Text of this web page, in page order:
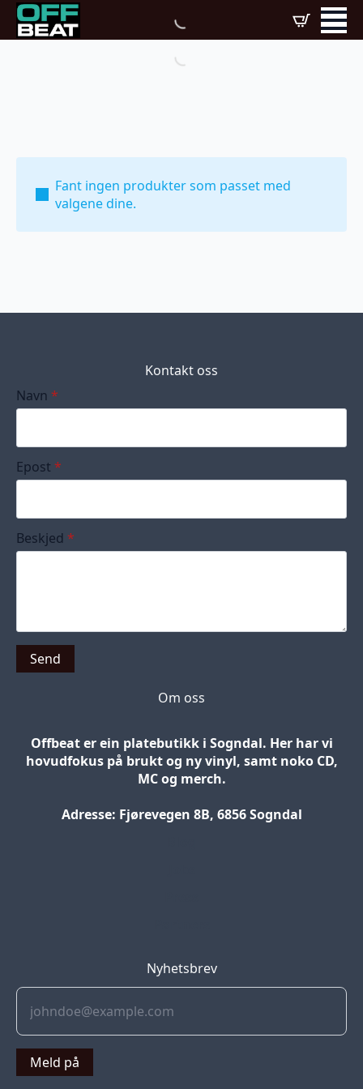
Fant ingen produkter som passet med
valgene dine.
Kontakt oss
Navn *
Epost *
Beskjed *
Send
Om oss
Offbeat er ein platebutikk i Sogndal. Her har vi
hovudfokus på brukt og ny vinyl, samt noko CD,
MC og merch.
Adresse: Fjørevegen 8B, 6856 Sogndal
Nyhetsbrev
Meld på